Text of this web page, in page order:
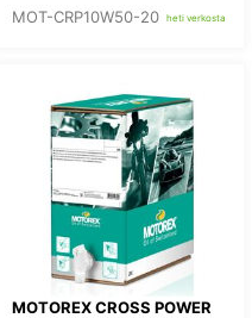
MOT-CRP10W50-20 heti verkosta
MOTOREX CROSS POWER